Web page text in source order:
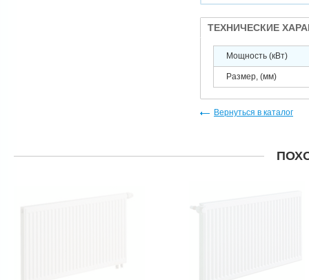
ТЕХНИЧЕСКИЕ
Мощность (кВт)
Размер, (мм)
Вернуться в каталог